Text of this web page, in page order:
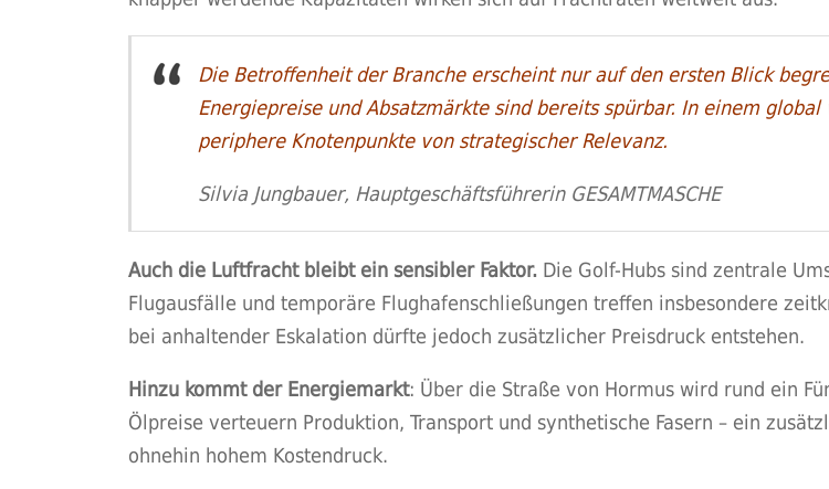
Die Betroffenheit der Branche erscheint nur auf den ersten Blick
Energiepreise und Absatzmärkte sind bereits spürbar. In einem
periphere Knotenpunkte von strategischer Relevanz.
Silvia Jungbauer, Hauptgeschäftsführerin GESAMTMASCHE
Auch die Luftfracht bleibt ein sensibler Faktor.Die Golf-Hubs sind zentrale
Flugausfälle und temporäre Flughafenschließungen treffen insbesondere
bei anhaltender Eskalation dürfte jedoch zusätzlicher Preisdruck entstehen.
Hinzu kommt der Energiemarkt: Über die Straße von Hormus wird rund ein
Ölpreise verteuern Produktion, Transport und synthetische Fasern – ein
ohnehin hohem Kostendruck.